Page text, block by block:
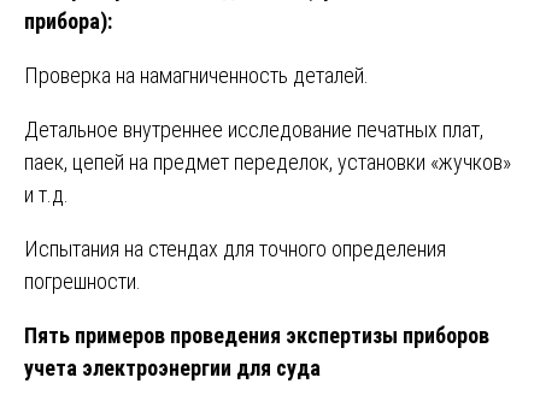
прибора):
Проверка на намагниченность деталей.
Детальное внутреннее исследование печатных плат,
паек, цепей на предмет переделок, установки «жучков»
и т.д.
Испытания на стендах для точного определения
погрешности.
Пять примеров проведения экспертизы приборов
учета электроэнергии для суда